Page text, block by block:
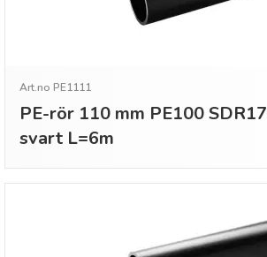
Art.no PE1111
PE-rör 110 mm PE100 SDR17
svart L=6m